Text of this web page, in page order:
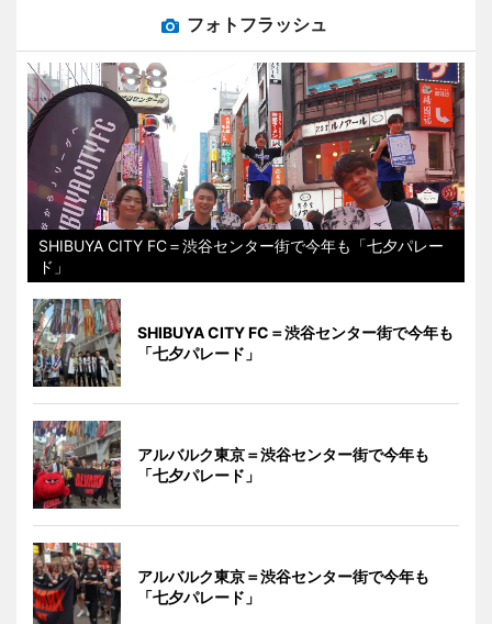
フォトフラッシュ
SHIBUYA CITY FC＝渋谷センター街で今年も「七夕パレー
ド」
SHIBUYA CITY FC＝渋谷センター街で今年も
「七夕パレード」
アルバルク東京＝渋谷センター街で今年も
「七夕パレード」
アルバルク東京＝渋谷センター街で今年も
「七夕パレード」